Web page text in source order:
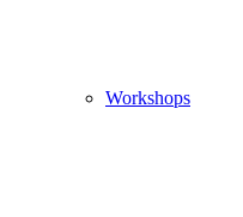
Workshops